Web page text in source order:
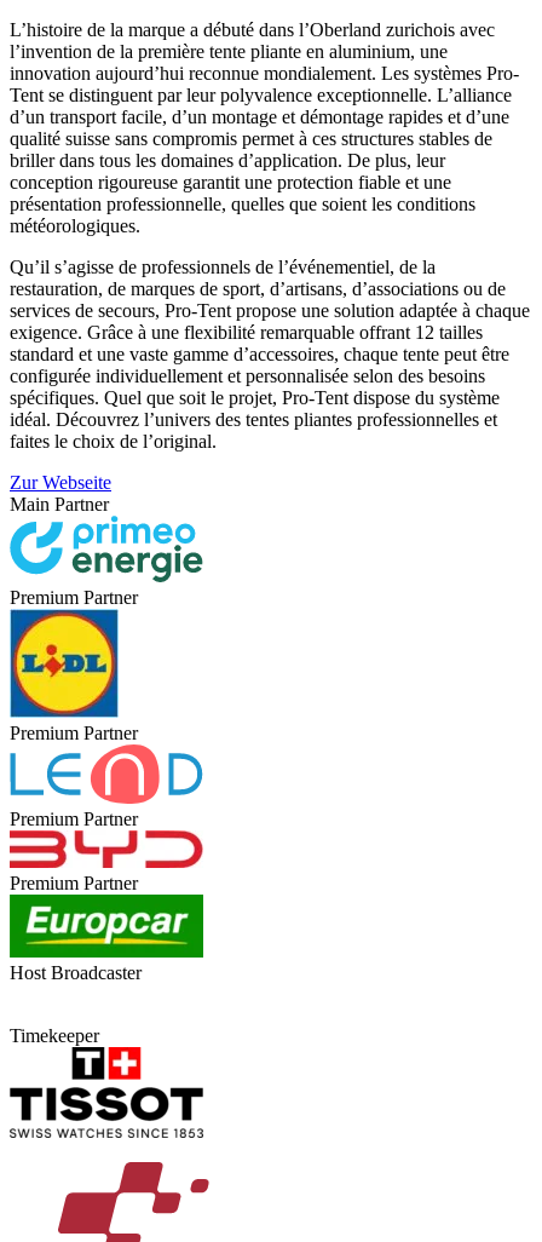
L’histoire de la marque a débuté dans l’Oberland zurichois avec
l’invention de la première tente pliante en aluminium, une
innovation aujourd’hui reconnue mondialement. Les systèmes Pro-
Tent se distinguent par leur polyvalence exceptionnelle. L’alliance
d’un transport facile, d’un montage et démontage rapides et d’une
qualité suisse sans compromis permet à ces structures stables de
briller dans tous les domaines d’application. De plus, leur
conception rigoureuse garantit une protection fiable et une
présentation professionnelle, quelles que soient les conditions
météorologiques.
Qu’il s’agisse de professionnels de l’événementiel, de la
restauration, de marques de sport, d’artisans, d’associations ou de
services de secours, Pro-Tent propose une solution adaptée à chaque
exigence. Grâce à une flexibilité remarquable offrant 12 tailles
standard et une vaste gamme d’accessoires, chaque tente peut être
configurée individuellement et personnalisée selon des besoins
spécifiques. Quel que soit le projet, Pro-Tent dispose du système
idéal. Découvrez l’univers des tentes pliantes professionnelles et
faites le choix de l’original.
Zur Webseite
Main Partner
Premium Partner
Premium Partner
Premium Partner
Premium Partner
Host Broadcaster
Timekeeper